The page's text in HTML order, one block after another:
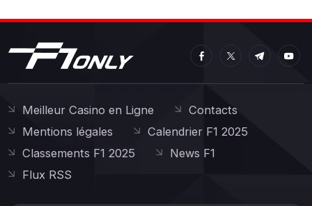
Meilleur Casino en Ligne
Contacts
Mentions légales
Calendrier F1 2025
Classements F1 2025
News F1
Flux RSS